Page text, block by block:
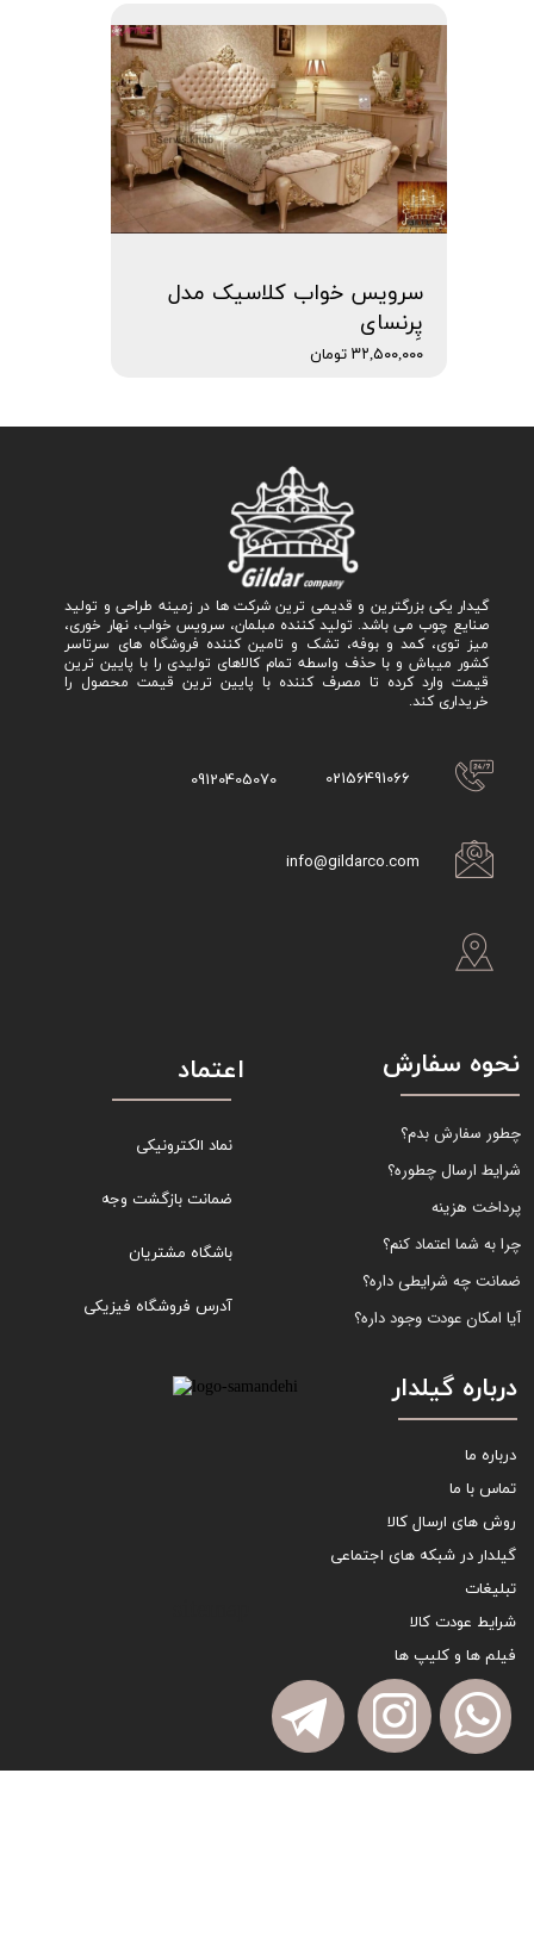
سرویس خواب کلاسیک مدل
پِرنسای
۳۲,۵۰۰,۰۰۰ تومان
گیدار یکی بزرگترین و قدیمی ترین شرکت ها در زمینه طراحی و تولید
صنایع چوب می باشد. تولید کننده مبلمان، سرویس خواب، نهار خوری،
میز توی، کمد و بوفه، تشک و تامین کننده فروشگاه های سرتاسر
کشور میباش و با حذف واسطه تمام کالاهای تولیدی را با پایین ترین
قیمت وارد کرده تا مصرف کننده با پایین ترین قیمت محصول را
خریداری کند.
02156491066
09120405070
info@gildarco.com
نحوه سفارش
چطور سفارش بدم؟
شرایط ارسال چطوره؟
پرداخت هزینه
چرا به شما اعتماد کنم؟
ضمانت چه شرایطی داره؟
آیا امکان عودت وجود داره؟
اعتماد
نماد الکترونیکی
ضمانت بازگشت وجه
باشگاه مشتریان
آدرس فروشگاه فیزیکی
درباره گیلدار
درباره ما
تماس با ما
روش های ارسال کالا
گیلدار در شبکه های اجتماعی
تبلیغات
شرایط عودت کالا
فیلم ها و کلیپ ها